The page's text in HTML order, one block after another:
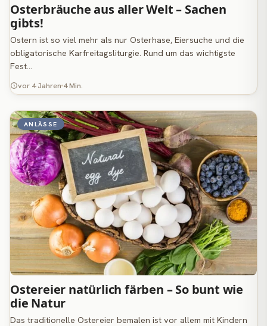
Osterbräuche aus aller Welt – Sachen
gibts!
Ostern ist so viel mehr als nur Osterhase, Eiersuche und die
obligatorische Karfreitagsliturgie. Rund um das wichtigste
Fest…
vor 4 Jahren 4 Min.
ANLÄSSE
Ostereier natürlich färben – So bunt wie
die Natur
Das traditionelle Ostereier bemalen ist vor allem mit Kindern